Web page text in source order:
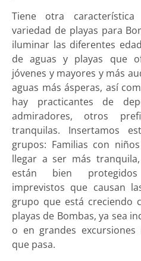
Tiene otra
variedad de playas para
iluminar las diferentes
de aguas y playas que
jóvenes y mayores y más
aguas más ásperas, así
hay practicantes de
admiradores, otros
tranquilas. Insertamos
grupos: Familias con
llegar a ser más
están bien
imprevistos que causan
grupo que está creciendo
playas de Bombas, ya sea
o en grandes
que pasa.